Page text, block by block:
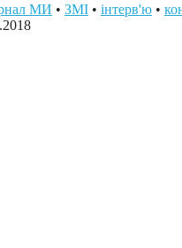
МИ • ЗМІ • інтерв'ю •